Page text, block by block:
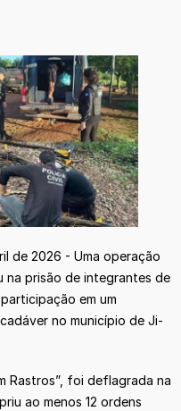
de 2026 - Uma operação
na prisão de integrantes de
em um
no município de Ji-
Rastros”, foi deflagrada na
ao menos 12 ordens